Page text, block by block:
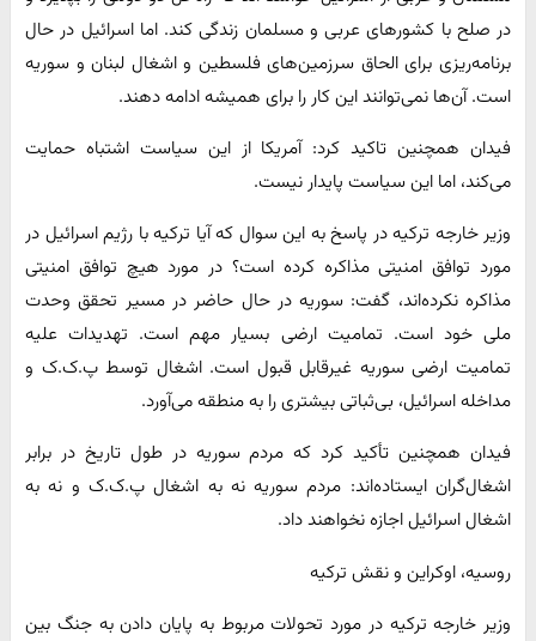
در صلح با کشورهای عربی و مسلمان زندگی کند. اما اسرائیل در حال
برنامه‌ریزی برای الحاق سرزمین‌های فلسطین و اشغال لبنان و سوریه
است. آن‌ها نمی‌توانند این کار را برای همیشه ادامه دهند.
فیدان همچنین تاکید کرد: آمریکا از این سیاست اشتباه حمایت
می‌کند، اما این سیاست پایدار نیست.
وزیر خارجه ترکیه در پاسخ به این سوال که آیا ترکیه با رژیم اسرائیل در
مورد توافق امنیتی مذاکره کرده است؟ در مورد هیچ توافق امنیتی
مذاکره نکرده‌اند، گفت: سوریه در حال حاضر در مسیر تحقق وحدت
ملی خود است. تمامیت ارضی بسیار مهم است. تهدیدات علیه
تمامیت ارضی سوریه غیرقابل قبول است. اشغال توسط پ.ک.ک و
مداخله اسرائیل، بی‌ثباتی بیشتری را به منطقه می‌آورد.
فیدان همچنین تأکید کرد که مردم سوریه در طول تاریخ در برابر
اشغال‌گران ایستاده‌اند: مردم سوریه نه به اشغال پ.ک.ک و نه به
اشغال اسرائیل اجازه نخواهند داد.
روسیه، اوکراین و نقش ترکیه
وزیر خارجه ترکیه در مورد تحولات مربوط به پایان دادن به جنگ بین